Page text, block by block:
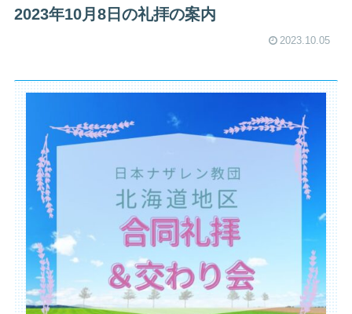
2023年10月8日の礼拝の案内
2023.10.05